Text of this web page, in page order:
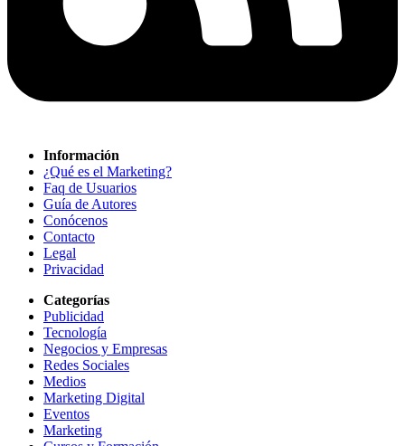
Información
¿Qué es el Marketing?
Faq de Usuarios
Guía de Autores
Conócenos
Contacto
Legal
Privacidad
Categorías
Publicidad
Tecnología
Negocios y Empresas
Redes Sociales
Medios
Marketing Digital
Eventos
Marketing